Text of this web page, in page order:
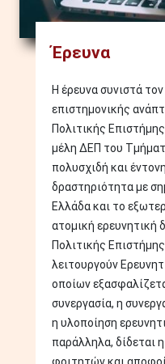
Έρευνα
Η έρευνα συνιστά
επιστημονικής
Πολιτικής
μέλη ΔΕΠ του
πολυσχιδή και
δραστηριότητα με
Ελλάδα και το
ατομική ερευνητική
Πολιτικής
λειτουργούν
οποίων
συνεργασία, η
η υλοποίηση
παράλληλα, δίδεται